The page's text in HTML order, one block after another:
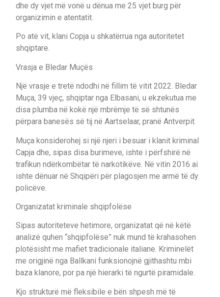
dhe dy vjet më vonë u dënua me 25 vjet burg për
organizimin e atentatit.
Po atë vit, klani Copja u shkatërrua nga autoritetet
shqiptare.
Vrasja e Bledar Muçës
Një vrasje e tretë ndodhi në fillim të vitit 2022. Bledar
Muça, 39 vjeç, shqiptar nga Elbasani, u ekzekutua me
disa plumba në kokë një mbrëmje të së shtunës
përpara banesës së tij në Aartselaar, pranë Antverpit.
Muça konsiderohej si një njeri i besuar i klanit kriminal
Capja dhe, sipas disa burimeve, ishte i përfshirë në
trafikun ndërkombëtar të narkotikëve. Në vitin 2016 ai
ishte dënuar në Shqipëri për plagosjen me armë të dy
policëve.
Organizatat kriminale shqipfolëse
Sipas autoriteteve hetimore, organizatat që në këtë
analizë quhen “shqipfolëse” nuk mund të krahasohen
plotësisht me mafiet tradicionale italiane. Kriminelët
me origjinë nga Ballkani funksionojnë gjithashtu mbi
baza klanore, por pa një hierarki të ngurtë piramidale.
Kjo strukturë më fleksibile e bën shpesh më të